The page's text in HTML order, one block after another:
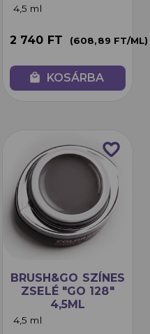
4,5 ml
2 740 FT (608,89 FT/ML)
local_mall KOSÁRBA
favorite_border
BRUSH&GO SZÍNES
ZSELÉ "GO 128"
4,5ML
4,5 ml